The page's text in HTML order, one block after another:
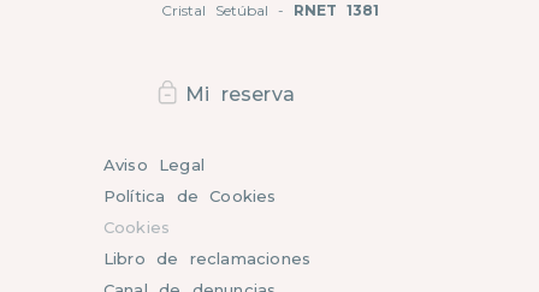
Cristal Setúbal - RNET 1381
Aviso Legal
Política de Cookies
Cookies
Libro de reclamaciones
Mi reserva